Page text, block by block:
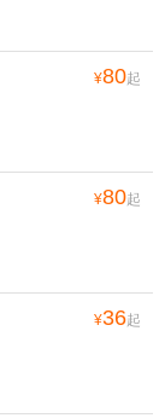
¥80起
¥80起
¥36起